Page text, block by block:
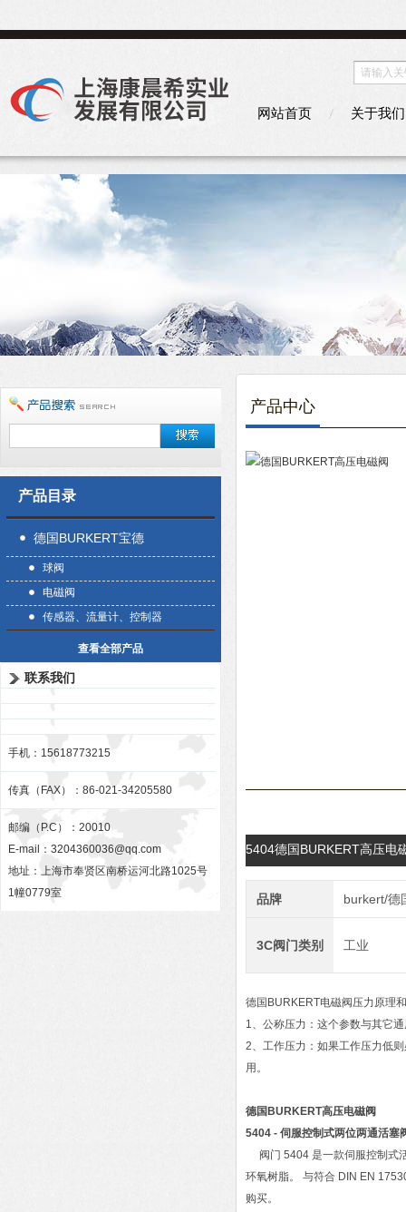
网站首页 关于我们
产品目录
德国BURKERT宝德
球阀
电磁阀
传感器、流量计、控制器
查看全部产品
联系我们
手机：15618773215
传真（FAX）：86-021-34205580
邮编（P.C）：20010
E-mail： 3204360036@qq.com
地址：上海市奉贤区南桥运河北路1025号
1幢0779室
产品中心
5404德国BURKERT高压电
品牌 burkert/德
3C阀门类别 工业
德国BURKERT电磁阀压力原理
1、公称压力：这个参数与其它
2、工作压力：如果工作压力低
用。
德国BURKERT高压电磁阀
5404 - 伺服控制式两位两通活塞
阀门 5404 是一款伺服控制式
环氧树脂。 与符合 DIN EN
购买。